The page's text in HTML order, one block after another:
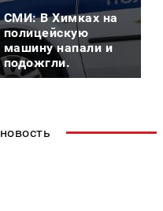
СМИ: В Химках на
полицейскую
машину напали и
подожгли.